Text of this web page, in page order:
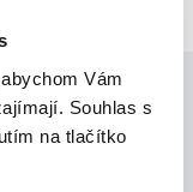
Vám
Souhlas s
na tlačítko